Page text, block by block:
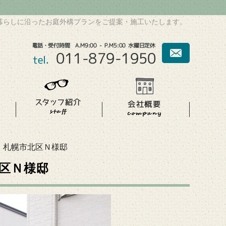
しに沿ったお庭外構プランをご提案・施工いたします。
幌市北区Ｎ様邸
Ｎ様邸